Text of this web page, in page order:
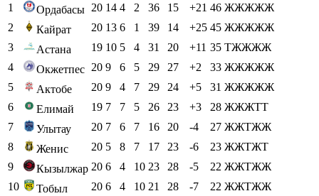
1
Ордабасы 20 14 4 2 36 15 +21 46 ЖЖЖЖЖ
2
Кайрат 20 13 6 1 39 14 +25 45 ЖЖЖЖЖ
3
Астана 19 10 5 4 31 20 +11 35 ТЖЖЖЖ
4
Окжетпес 20 9 6 5 29 27 +2 33 ЖЖЖЖЖ
5
Актобе 20 9 4 7 29 24 +5 31 ЖЖЖЖЖ
6
Елимай 19 7 7 5 26 23 +3 28 ЖЖЖТТ
7
Улытау 20 7 6 7 16 20 -4 27 ЖЖТЖЖ
8
Женис 20 5 8 7 17 23 -6 23 ЖЖТЖТ
9
Кызылжар 20 6 4 10 23 28 -5 22 ЖЖТЖЖ
10
Тобыл 20 6 4 10 21 28 -7 22 ЖЖТЖЖ